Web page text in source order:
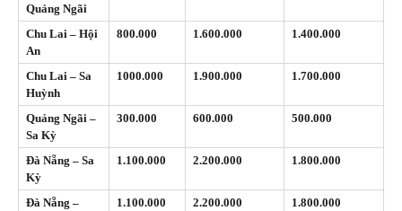
Quảng Ngãi
Chu Lai – Hội
An
800.000 1.600.000 1.400.000
Chu Lai – Sa
Huỳnh
1000.000 1.900.000 1.700.000
Quảng Ngãi –
Sa Kỳ
300.000 600.000 500.000
Đà Nẵng – Sa
Kỳ
1.100.000 2.200.000 1.800.000
Đà Nẵng –
1.100.000 2.200.000 1.800.000